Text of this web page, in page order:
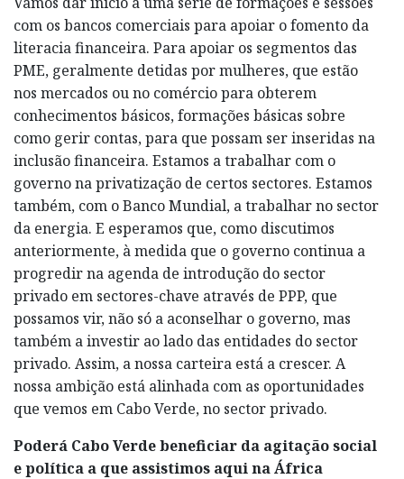
com os bancos comerciais para apoiar o fomento da
literacia financeira. Para apoiar os segmentos das
PME, geralmente detidas por mulheres, que estão
nos mercados ou no comércio para obterem
conhecimentos básicos, formações básicas sobre
como gerir contas, para que possam ser inseridas na
inclusão financeira. Estamos a trabalhar com o
governo na privatização de certos sectores. Estamos
também, com o Banco Mundial, a trabalhar no sector
da energia. E esperamos que, como discutimos
anteriormente, à medida que o governo continua a
progredir na agenda de introdução do sector
privado em sectores-chave através de PPP, que
possamos vir, não só a aconselhar o governo, mas
também a investir ao lado das entidades do sector
privado. Assim, a nossa carteira está a crescer. A
nossa ambição está alinhada com as oportunidades
que vemos em Cabo Verde, no sector privado.
Poderá Cabo Verde beneficiar da agitação social
e política a que assistimos aqui na África